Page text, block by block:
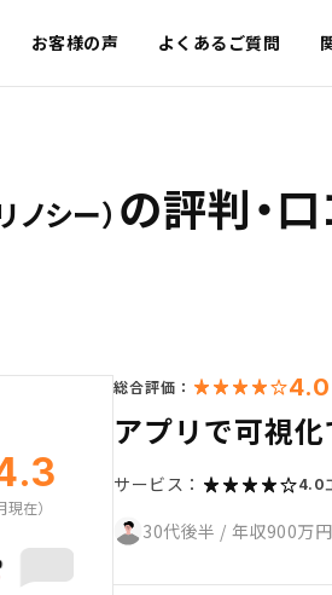
お客様の声 よくあるご質問
ノシー） の評判・
在）
総合評価： 4.0
アプリで可視
サービス： 4.0
30代後半 / 年収900万